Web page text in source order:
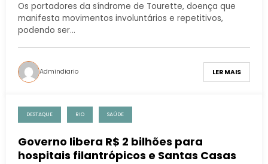
Os portadores da síndrome de Tourette, doença que
manifesta movimentos involuntários e repetitivos,
podendo ser…
Admindiario LER MAIS
DESTAQUE RIO SAÚDE
Governo libera R$ 2 bilhões para
hospitais filantrópicos e Santas Casas